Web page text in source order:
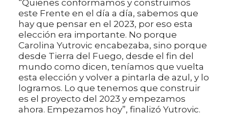
“Quienes conformamos y construimos
este Frente en el día a día, sabemos que
hay que pensar en el 2023, por eso esta
elección era importante. No porque
Carolina Yutrovic encabezaba, sino porque
desde Tierra del Fuego, desde el fin del
mundo como dicen, teníamos que vuelta
esta elección y volver a pintarla de azul, y lo
logramos. Lo que tenemos que construir
es el proyecto del 2023 y empezamos
ahora. Empezamos hoy”, finalizó Yutrovic.